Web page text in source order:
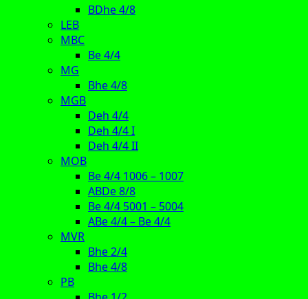
BDhe 4/8
LEB
MBC
Be 4/4
MG
Bhe 4/8
MGB
Deh 4/4
Deh 4/4 I
Deh 4/4 II
MOB
Be 4/4 1006 – 1007
ABDe 8/8
Be 4/4 5001 – 5004
ABe 4/4 – Be 4/4
MVR
Bhe 2/4
Bhe 4/8
PB